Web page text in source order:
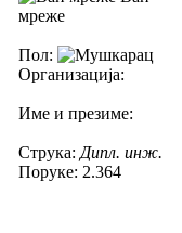
мреже
Пол:
Организација:
Име и презиме:
Струка: Дипл. инж.
Поруке: 2.364